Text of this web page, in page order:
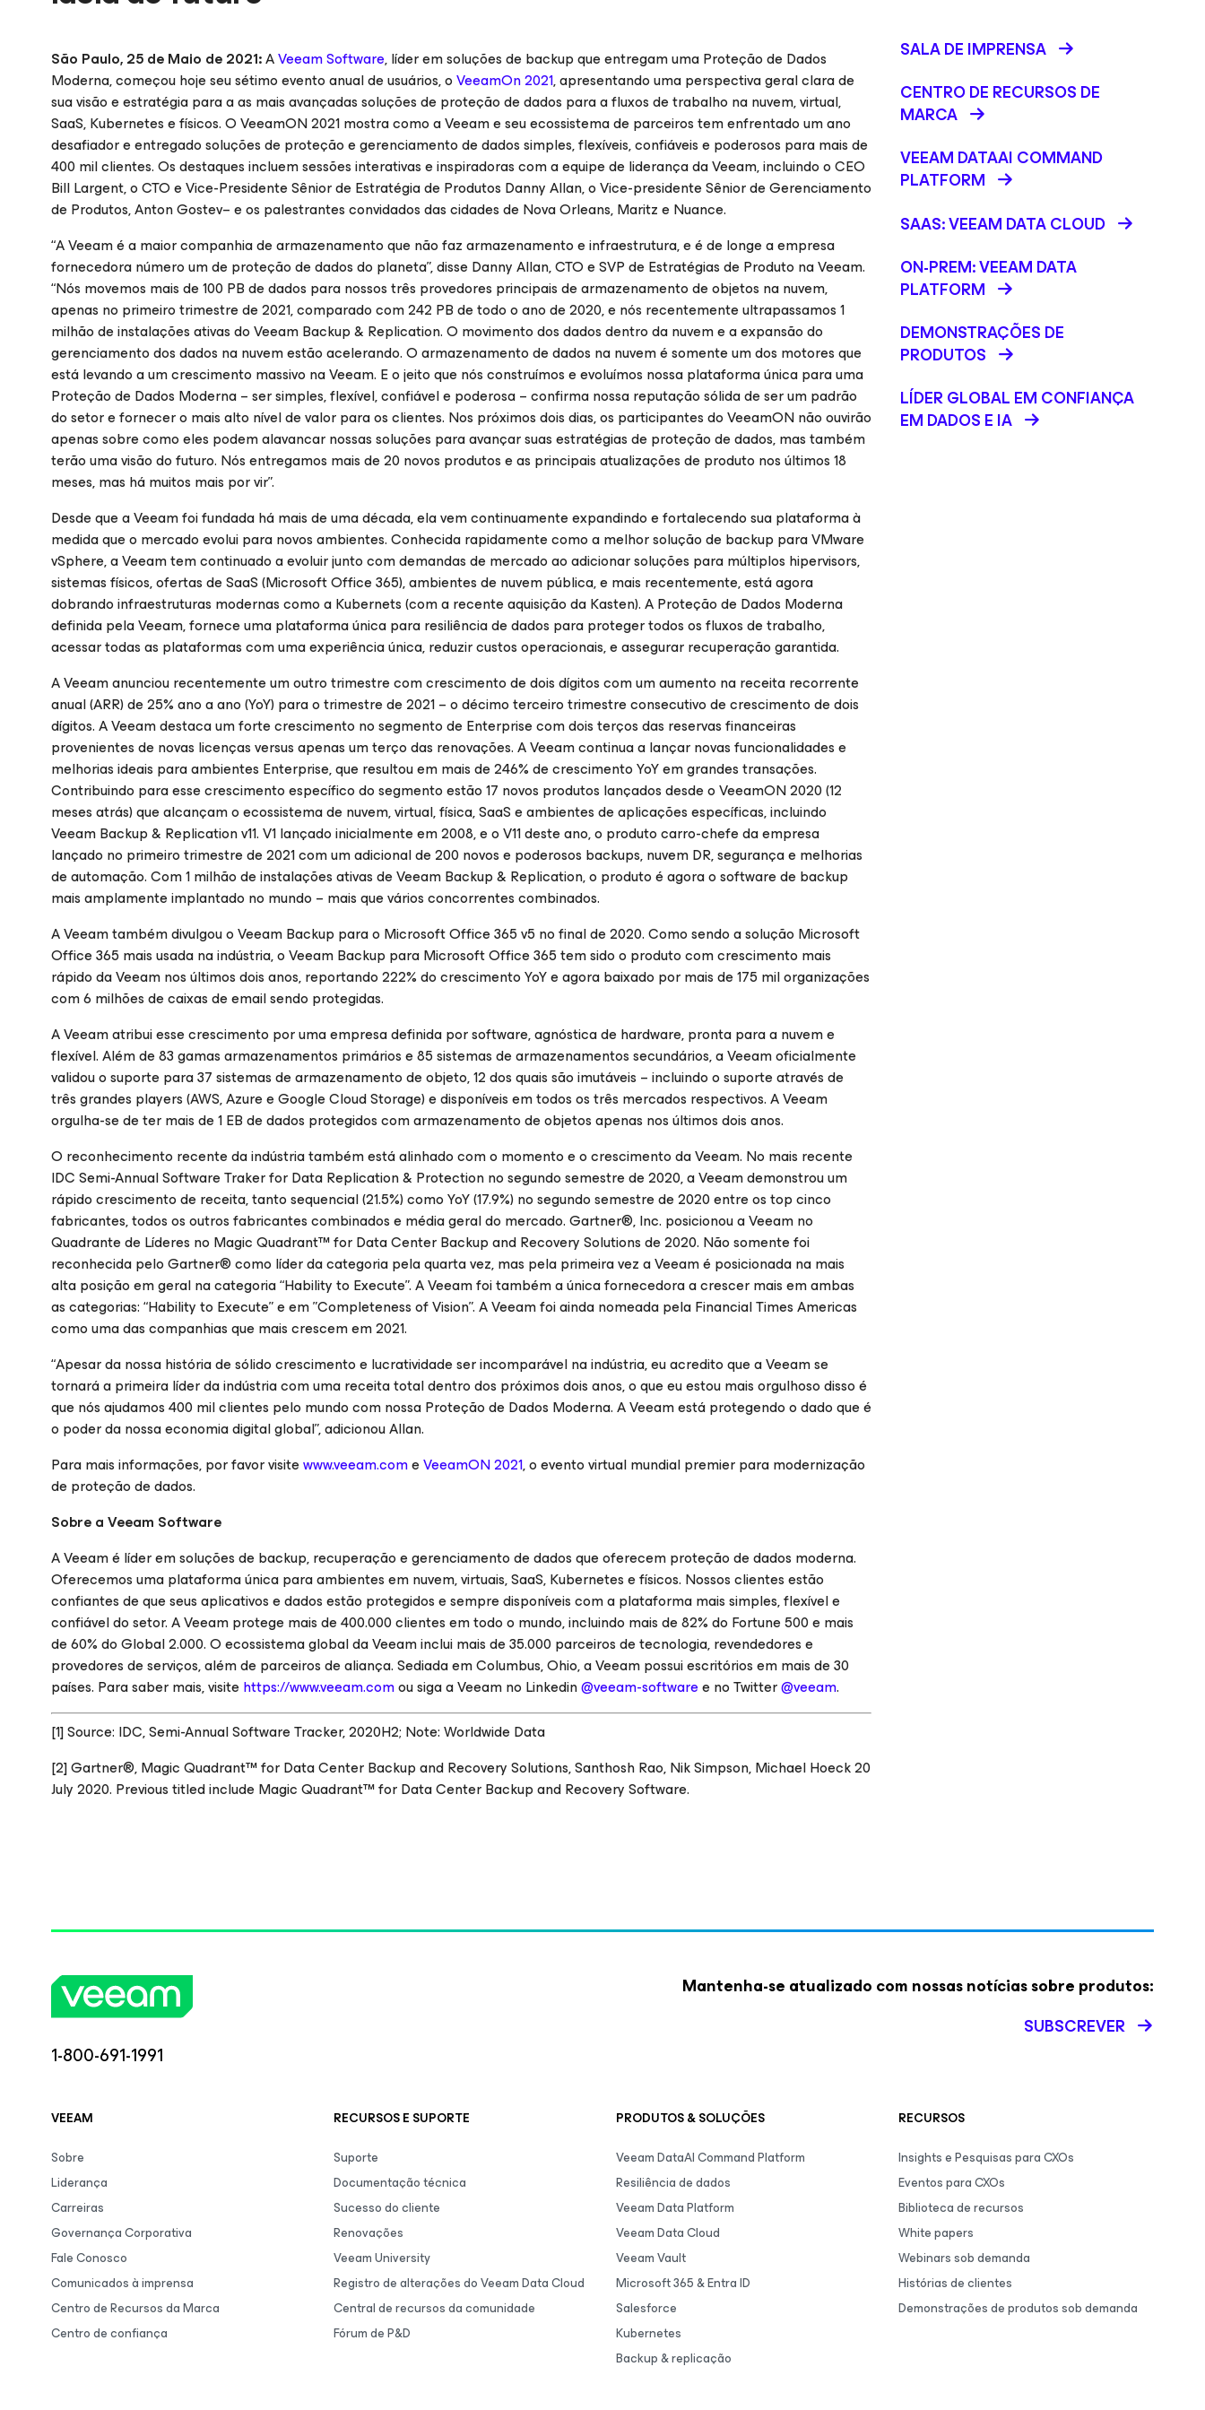
São Paulo, 25 de Maio de 2021:AVeeam Software, líder em soluções de backup que entregam uma Proteção de Dados
Moderna, começou hoje seu sétimo evento anual de usuários, oVeeamOn 2021, apresentando uma perspectiva geral clara de
sua visão e estratégia para a as mais avançadas soluções de proteção de dados para a fluxos de trabalho na nuvem, virtual,
SaaS, Kubernetes e físicos. O VeeamON 2021 mostra como a Veeam e seu ecossistema de parceiros tem enfrentado um ano
desafiador e entregado soluções de proteção e gerenciamento de dados simples, flexíveis, confiáveis e poderosos para mais de
400 mil clientes. Os destaques incluem sessões interativas e inspiradoras com a equipe de liderança da Veeam, incluindo o CEO
Bill Largent, o CTO e Vice-Presidente Sênior de Estratégia de Produtos Danny Allan, o Vice-presidente Sênior de Gerenciamento
de Produtos, Anton Gostev– e os palestrantes convidados das cidades de Nova Orleans, Maritz e Nuance.
“A Veeam é a maior companhia de armazenamento que não faz armazenamento e infraestrutura, e é de longe a empresa
fornecedora número um de proteção de dados do planeta”, disse Danny Allan, CTO e SVP de Estratégias de Produto na Veeam.
“Nós movemos mais de 100 PB de dados para nossos três provedores principais de armazenamento de objetos na nuvem,
apenas no primeiro trimestre de 2021, comparado com 242 PB de todo o ano de 2020, e nós recentemente ultrapassamos 1
milhão de instalações ativas do Veeam Backup & Replication. O movimento dos dados dentro da nuvem e a expansão do
gerenciamento dos dados na nuvem estão acelerando. O armazenamento de dados na nuvem é somente um dos motores que
está levando a um crescimento massivo na Veeam. E o jeito que nós construímos e evoluímos nossa plataforma única para uma
Proteção de Dados Moderna – ser simples, flexível, confiável e poderosa – confirma nossa reputação sólida de ser um padrão
do setor e fornecer o mais alto nível de valor para os clientes. Nos próximos dois dias, os participantes do VeeamON não ouvirão
apenas sobre como eles podem alavancar nossas soluções para avançar suas estratégias de proteção de dados, mas também
terão uma visão do futuro. Nós entregamos mais de 20 novos produtos e as principais atualizações de produto nos últimos 18
meses, mas há muitos mais por vir”.
Desde que a Veeam foi fundada há mais de uma década, ela vem continuamente expandindo e fortalecendo sua plataforma à
medida que o mercado evolui para novos ambientes. Conhecida rapidamente como a melhor solução de backup para VMware
vSphere, a Veeam tem continuado a evoluir junto com demandas de mercado ao adicionar soluções para múltiplos hipervisors,
sistemas físicos, ofertas de SaaS (Microsoft Office 365), ambientes de nuvem pública, e mais recentemente, está agora
dobrando infraestruturas modernas como a Kubernets (com a recente aquisição da Kasten). A Proteção de Dados Moderna
definida pela Veeam, fornece uma plataforma única para resiliência de dados para proteger todos os fluxos de trabalho,
acessar todas as plataformas com uma experiência única, reduzir custos operacionais, e assegurar recuperação garantida.
A Veeam anunciou recentemente um outro trimestre com crescimento de dois dígitos com um aumento na receita recorrente
anual (ARR) de 25% ano a ano (YoY) para o trimestre de 2021 – o décimo terceiro trimestre consecutivo de crescimento de dois
dígitos. A Veeam destaca um forte crescimento no segmento de Enterprise com dois terços das reservas financeiras
provenientes de novas licenças versus apenas um terço das renovações. A Veeam continua a lançar novas funcionalidades e
melhorias ideais para ambientes Enterprise, que resultou em mais de 246% de crescimento YoY em grandes transações.
Contribuindo para esse crescimento específico do segmento estão 17 novos produtos lançados desde o VeeamON 2020 (12
meses atrás) que alcançam o ecossistema de nuvem, virtual, física, SaaS e ambientes de aplicações específicas, incluindo
Veeam Backup & Replication v11. V1 lançado inicialmente em 2008, e o V11 deste ano, o produto carro-chefe da empresa
lançado no primeiro trimestre de 2021 com um adicional de 200 novos e poderosos backups, nuvem DR, segurança e melhorias
de automação. Com 1 milhão de instalações ativas de Veeam Backup & Replication, o produto é agora o software de backup
mais amplamente implantado no mundo – mais que vários concorrentes combinados.
A Veeam também divulgou o Veeam Backup para o Microsoft Office 365 v5 no final de 2020. Como sendo a solução Microsoft
Office 365 mais usada na indústria, o Veeam Backup para Microsoft Office 365 tem sido o produto com crescimento mais
rápido da Veeam nos últimos dois anos, reportando 222% do crescimento YoY e agora baixado por mais de 175 mil organizações
com 6 milhões de caixas de email sendo protegidas.
A Veeam atribui esse crescimento por uma empresa definida por software, agnóstica de hardware, pronta para a nuvem e
flexível. Além de 83 gamas armazenamentos primários e 85 sistemas de armazenamentos secundários, a Veeam oficialmente
validou o suporte para 37 sistemas de armazenamento de objeto, 12 dos quais são imutáveis – incluindo o suporte através de
três grandes players (AWS, Azure e Google Cloud Storage) e disponíveis em todos os três mercados respectivos. A Veeam
orgulha-se de ter mais de 1 EB de dados protegidos com armazenamento de objetos apenas nos últimos dois anos.
O reconhecimento recente da indústria também está alinhado com o momento e o crescimento da Veeam. No mais recente
IDC Semi-Annual Software Traker for Data Replication & Protection no segundo semestre de 2020, a Veeam demonstrou um
rápido crescimento de receita, tanto sequencial (21.5%) como YoY (17.9%) no segundo semestre de 2020 entre os top cinco
fabricantes, todos os outros fabricantes combinados e média geral do mercado. Gartner®, Inc. posicionou a Veeam no
Quadrante de Líderes no Magic Quadrant™ for Data Center Backup and Recovery Solutions de 2020. Não somente foi
reconhecida pelo Gartner® como líder da categoria pela quarta vez, mas pela primeira vez a Veeam é posicionada na mais
alta posição em geral na categoria “Hability to Execute”. A Veeam foi também a única fornecedora a crescer mais em ambas
as categorias: “Hability to Execute” e em ”Completeness of Vision”. A Veeam foi ainda nomeada pela Financial Times Americas
como uma das companhias que mais crescem em 2021.
“Apesar da nossa história de sólido crescimento e lucratividade ser incomparável na indústria, eu acredito que a Veeam se
tornará a primeira líder da indústria com uma receita total dentro dos próximos dois anos, o que eu estou mais orgulhoso disso é
que nós ajudamos 400 mil clientes pelo mundo com nossa Proteção de Dados Moderna. A Veeam está protegendo o dado que é
o poder da nossa economia digital global”, adicionou Allan.
Para mais informações, por favor visitewww.veeam.comeVeeamON 2021, o evento virtual mundial premier para modernização
de proteção de dados.
Sobre a Veeam Software
A Veeam é líder em soluções de backup, recuperação e gerenciamento de dados que oferecem proteção de dados moderna.
Oferecemos uma plataforma única para ambientes em nuvem, virtuais, SaaS, Kubernetes e físicos. Nossos clientes estão
confiantes de que seus aplicativos e dados estão protegidos e sempre disponíveis com a plataforma mais simples, flexível e
confiável do setor. A Veeam protege mais de 400.000 clientes em todo o mundo, incluindo mais de 82% do Fortune 500 e mais
de 60% do Global 2.000. O ecossistema global da Veeam inclui mais de 35.000 parceiros de tecnologia, revendedores e
provedores de serviços, além de parceiros de aliança. Sediada em Columbus, Ohio, a Veeam possui escritórios em mais de 30
países. Para saber mais, visite https://www.veeam.comou siga a Veeam no Linkedin@veeam-softwaree no Twitter@veeam.
[1] Source: IDC, Semi-Annual Software Tracker, 2020H2; Note: Worldwide Data
[2] Gartner®, Magic Quadrant™ for Data Center Backup and Recovery Solutions, Santhosh Rao, Nik Simpson, Michael Hoeck 20
July 2020. Previous titled include Magic Quadrant™ for Data Center Backup and Recovery Software.
SALA DE IMPRENSA
CENTRO DE RECURSOS DE
MARCA
VEEAM DATAAI COMMAND
PLATFORM
SAAS: VEEAM DATA CLOUD
ON-PREM: VEEAM DATA
PLATFORM
DEMONSTRAÇÕES DE
PRODUTOS
LÍDER GLOBAL EM CONFIANÇA
EM DADOS E IA
1-800-691-1991
Mantenha-se atualizado com nossas notícias sobre produtos:
SUBSCREVER
VEEAM
Sobre
Liderança
Carreiras
Governança Corporativa
Fale Conosco
Comunicados à imprensa
Centro de Recursos da Marca
Centro de confiança
RECURSOS E SUPORTE
Suporte
Documentação técnica
Sucesso do cliente
Renovações
Veeam University
Registro de alterações do Veeam Data Cloud
Central de recursos da comunidade
Fórum de P&D
PRODUTOS & SOLUÇÕES
Veeam DataAI Command Platform
Resiliência de dados
Veeam Data Platform
Veeam Data Cloud
Veeam Vault
Microsoft 365 & Entra ID
Salesforce
Kubernetes
Backup & replicação
RECURSOS
Insights e Pesquisas para CXOs
Eventos para CXOs
Biblioteca de recursos
White papers
Webinars sob demanda
Histórias de clientes
Demonstrações de produtos sob demanda